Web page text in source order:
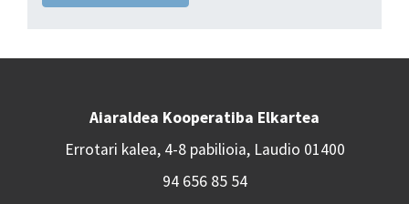
Aiaraldea Kooperatiba Elkartea
Errotari kalea, 4-8 pabilioia, Laudio 01400
94 656 85 54